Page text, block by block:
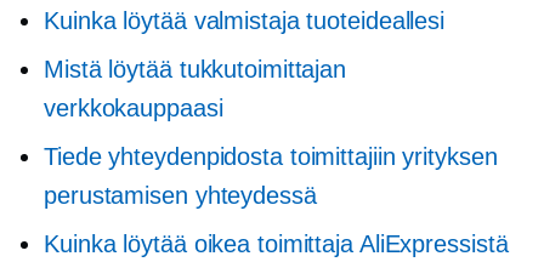
Kuinka löytää valmistaja tuoteideallesi
Mistä löytää tukkutoimittajan
verkkokauppaasi
Tiede yhteydenpidosta toimittajiin yrityksen
perustamisen yhteydessä
Kuinka löytää oikea toimittaja AliExpressistä